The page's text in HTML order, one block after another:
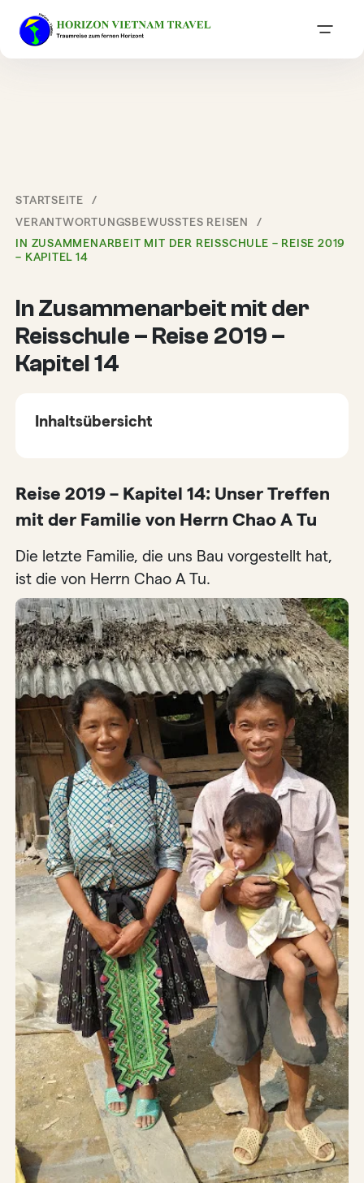
STARTSEITE
VERANTWORTUNGSBEWUSSTES REISEN
IN ZUSAMMENARBEIT MIT DER REISSCHULE – REISE 2019
– KAPITEL 14
In Zusammenarbeit mit der
Reisschule – Reise 2019 –
Kapitel 14
Inhaltsübersicht
Reise 2019 – Kapitel 14: Unser Treffen
mit der Familie von Herrn Chao A Tu
Die letzte Familie, die uns Bau vorgestellt hat,
ist die von Herrn Chao A Tu.